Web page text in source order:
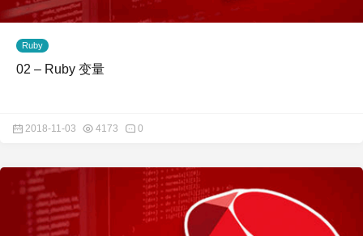
Ruby
02 – Ruby 变量
2018-11-03 4173 0